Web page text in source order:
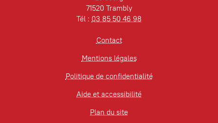
71520 Trambly
Tél : 03 85 50 46 98
Contact
Mentions légales
Politique de confidentialité
Aide et accessibilité
Plan du site